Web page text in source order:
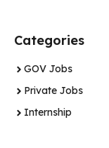
Categories
GOV Jobs
Private Jobs
Internship